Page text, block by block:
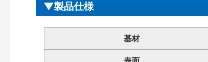
製品仕様
基材